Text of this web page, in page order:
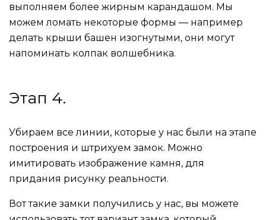
выполняем более жирным карандашом. Мы
можем ломать некоторые формы — например
делать крыши башен изогнутыми, они могут
напоминать колпак волшебника.
Этап 4.
Убираем все линии, которые у нас были на этапе
построения и штрихуем замок. Можно
имитировать изображение камня, для
придания рисунку реальности.
Вот такие замки получились у нас, вы можете